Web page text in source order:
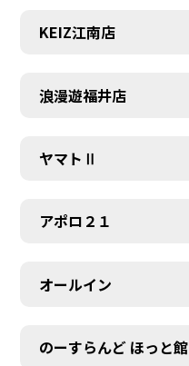
KEIZ江南店
浪漫遊福井店
ヤマトⅡ
アポロ２１
オールイン
のーすらんど ほっと館